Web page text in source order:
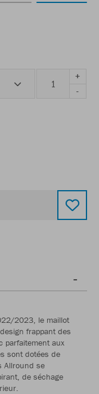
+
-
2023, le maillot
frappant des
parfaitement aux
sont dotées de
Allround se
de séchage